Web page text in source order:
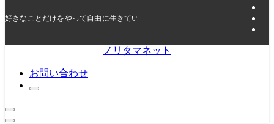
好きなことだけをやって自由に生きていく
ノリタマネット
お問い合わせ